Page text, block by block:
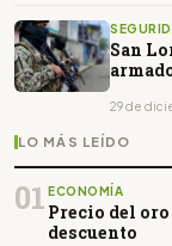
San
29 de
LO MÁS LEÍDO
01 ECONOMÍA
Precio del
descuento